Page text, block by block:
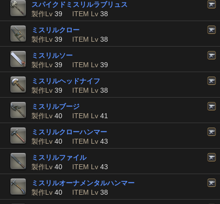
スパイクドミスリルラブリュス
製作Lv 39 ITEM Lv 38
ミスリルクロー
製作Lv 39 ITEM Lv 38
ミスリルソー
製作Lv 39 ITEM Lv 39
ミスリルヘッドナイフ
製作Lv 39 ITEM Lv 38
ミスリルブージ
製作Lv 40 ITEM Lv 41
ミスリルクローハンマー
製作Lv 40 ITEM Lv 43
ミスリルファイル
製作Lv 40 ITEM Lv 43
ミスリルオーナメンタルハンマー
製作Lv 40 ITEM Lv 38